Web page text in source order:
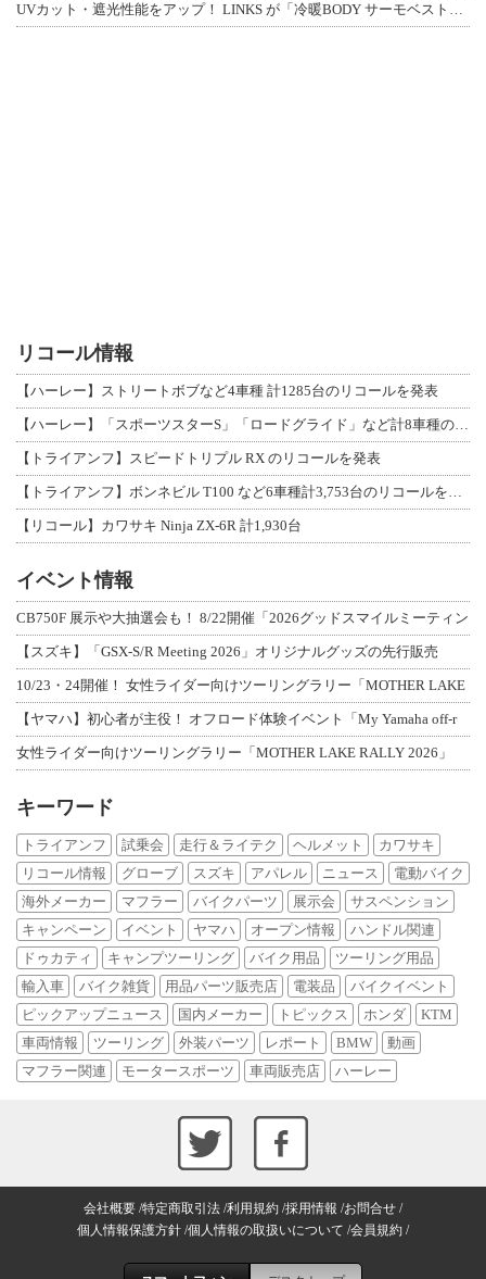
UVカット・遮光性能をアップ！ LINKS が「冷暖BODY サーモベスト」改良
リコール情報
【ハーレー】ストリートボブなど4車種 計1285台のリコールを発表
【ハーレー】「スポーツスターS」「ロードグライド」など計8車種のリコールを発表
【トライアンフ】スピードトリプル RX のリコールを発表
【トライアンフ】ボンネビル T100 など6車種計3,753台のリコールを発表
【リコール】カワサキ Ninja ZX-6R 計1,930台
イベント情報
CB750F 展示や大抽選会も！ 8/22開催「2026グッドスマイルミーティン
【スズキ】「GSX-S/R Meeting 2026」オリジナルグッズの先行販売
10/23・24開催！ 女性ライダー向けツーリングラリー「MOTHER LAKE
【ヤマハ】初心者が主役！ オフロード体験イベント「My Yamaha off-r
女性ライダー向けツーリングラリー「MOTHER LAKE RALLY 2026」
キーワード
トライアンフ 試乗会 走行＆ライテク ヘルメット
カワサキ
リコール情報
グローブ スズキ アパレル ニュース
電動バイク
海外メーカー
マフラー バイクパーツ 展示会
サスペンション
キャンペーン
イベント ヤマハ オープン情報
ハンドル関連
ドゥカティ
キャンプツーリング バイク用品
ツーリング用品
輸入車
バイク雑貨 用品パーツ販売店 電装品
バイクイベント
ピックアップニュース
国内メーカー トピックス ホンダ
KTM
車両情報
ツーリング 外装パーツ レポート BMW
動画
マフラー関連
モータースポーツ 車両販売店 ハーレー
会社概要 特定商取引法 利用規約 採用情報 お問合せ
個人情報保護方針 個人情報の取扱いについて 会員規約